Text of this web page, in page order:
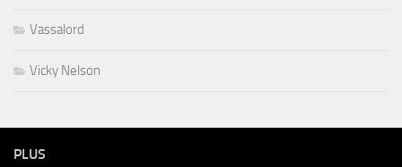
Vassalord
Vicky Nelson
PLUS